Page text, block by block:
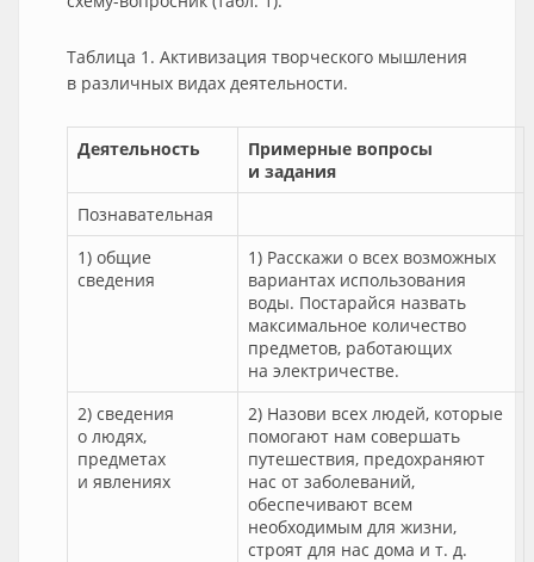
Таблица 1. Активизация творческого мышления
в различных видах деятельности.
Деятельность
Примерные вопросы
и задания
Познавательная
1) общие
сведения
1) Расскажи о всех возможных
вариантах использования
воды. Постарайся назвать
максимальное количество
предметов, работающих
на электричестве.
2) сведения
о людях,
предметах
и явлениях
2) Назови всех людей, которые
помогают нам совершать
путешествия, предохраняют
нас от заболеваний,
обеспечивают всем
необходимым для жизни,
строят для нас дома и т. д.